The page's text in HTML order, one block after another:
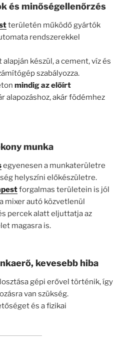
és minőségellenőrzés
területén működő gyártók
rendszerekkel
készül, a cement, víz és
szabályozza.
mindig az előírt
alapozáshoz, akár födémhez
munka
egyenesen a munkaterületre
helyszíni előkészületre.
forgalmas területein is jól
mixer autó közvetlenül
percek alatt eljuttatja az
magasra is.
kevesebb hiba
gépi erővel történik, így
van szükség.
és a fizikai